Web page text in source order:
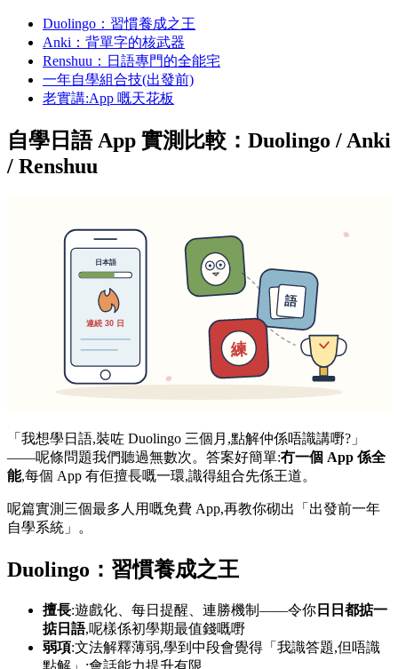
Duolingo：習慣養成之王
Anki：背單字的核武器
Renshuu：日語專門的全能宅
一年自學組合技(出發前)
老實講:App 嘅天花板
自學日語 App 實測比較：Duolingo / Anki
/ Renshuu
「我想學日語,裝咗 Duolingo 三個月,點解仲係唔識講嘢?」
——呢條問題我們聽過無數次。答案好簡單:冇一個 App 係全
能,每個 App 有佢擅長嘅一環,識得組合先係王道。
呢篇實測三個最多人用嘅免費 App,再教你砌出「出發前一年
自學系統」。
Duolingo：習慣養成之王
擅長:遊戲化、每日提醒、連勝機制——令你 日日都掂一
掂日語,呢樣係初學期最值錢嘅嘢
弱項:文法解釋薄弱,學到中段會覺得「我識答題,但唔識
點解」;會話能力提升有限